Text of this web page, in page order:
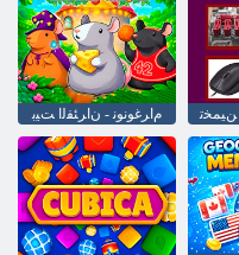
ﻡﺍﺮﻏﻮﻧﻮﻧ - ﻥﺍﺮﺌﻔﻟﺍ ﺖﻴﺑ